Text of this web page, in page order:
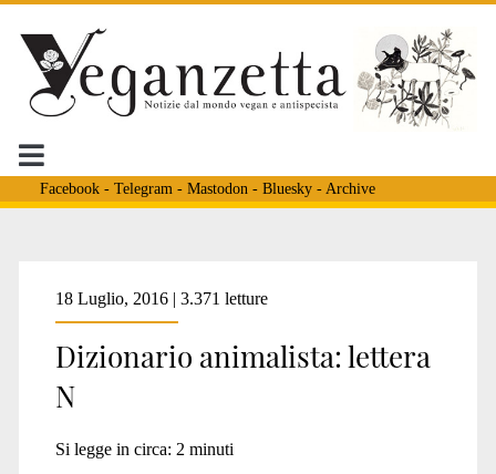
Facebook- Telegram - Mastodon - Bluesky- Archive
Tag:
<span>lyman</span>
18 Luglio, 2016 | 3.371 letture
Dizionario animalista: lettera
N
Si legge in circa: 2 minuti